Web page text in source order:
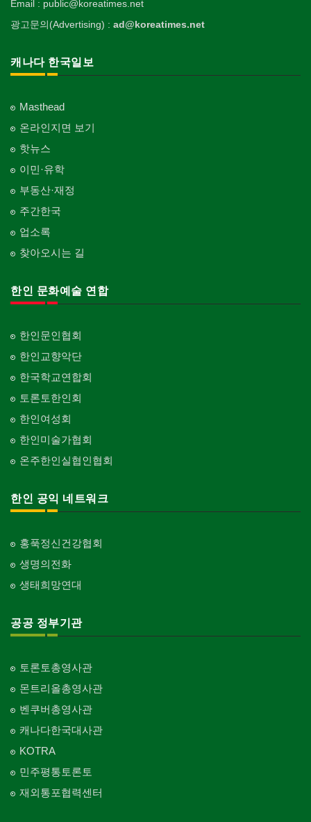
Email : public@koreatimes.net
광고문의(Advertising) : ad@koreatimes.net
캐나다 한국일보
Masthead
온라인지면 보기
핫뉴스
이민·유학
부동산·재정
주간한국
업소록
찾아오시는 길
한인 문화예술 연합
한인문인협회
한인교향악단
한국학교연합회
토론토한인회
한인여성회
한인미술가협회
온주한인실협인협회
한인 공익 네트워크
홍푹정신건강협회
생명의전화
생태희망연대
공공 정부기관
토론토총영사관
몬트리올총영사관
벤쿠버총영사관
캐나다한국대사관
KOTRA
민주평통토론토
재외통포협력센터